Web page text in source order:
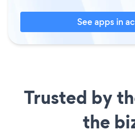
See apps in
Trusted by
the